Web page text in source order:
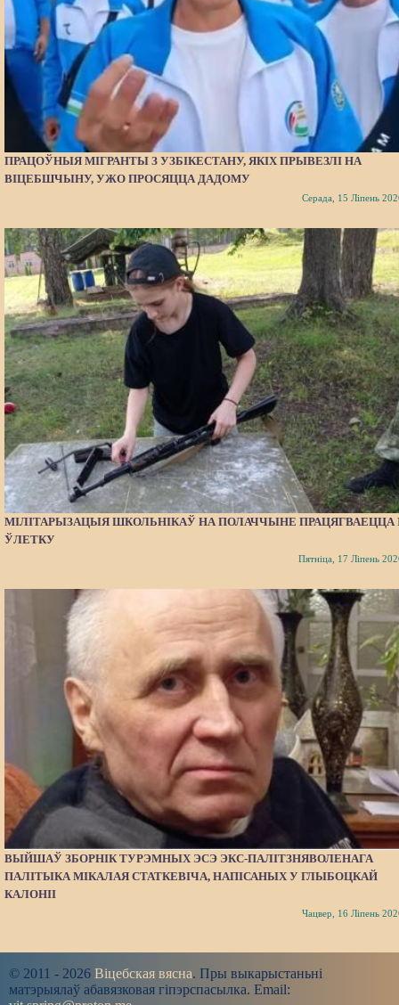
ПРАЦОЎНЫЯ МІГРАНТЫ З УЗБІКЕСТАНУ, ЯКІХ ПРЫВЕЗЛІ НА
ВІЦЕБШЧЫНУ, УЖО ПРОСЯЦЦА ДАДОМУ
Серада, 15 Ліпень
МІЛІТАРЫЗАЦЫЯ ШКОЛЬНІКАЎ НА ПОЛАЧЧЫНЕ ПРАЦЯГВАЕЦЦА
ЎЛЕТКУ
Пятніца, 17 Ліпень
ВЫЙШАЎ ЗБОРНІК ТУРЭМНЫХ ЭСЭ ЭКС-ПАЛІТЗНЯВОЛЕНАГА
ПАЛІТЫКА МІКАЛАЯ СТАТКЕВІЧА, НАПІСАНЫХ У ГЛЫБОЦКАЙ
КАЛОНІІ
Чацвер, 16 Ліпень
© 2011 - 2026 Віцебская вясна. Пры выкарыстаньні
матэрыялаў абавязковая гіпэрспасылка. Email: